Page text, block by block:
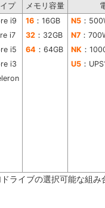
プ メモリ容量
i9 16 ：16GB N5 ：
i7 32 ：32GB N7 ：
i5 64 ：64GB NK ：
i3 U5 ：
ライブの選択可能な組